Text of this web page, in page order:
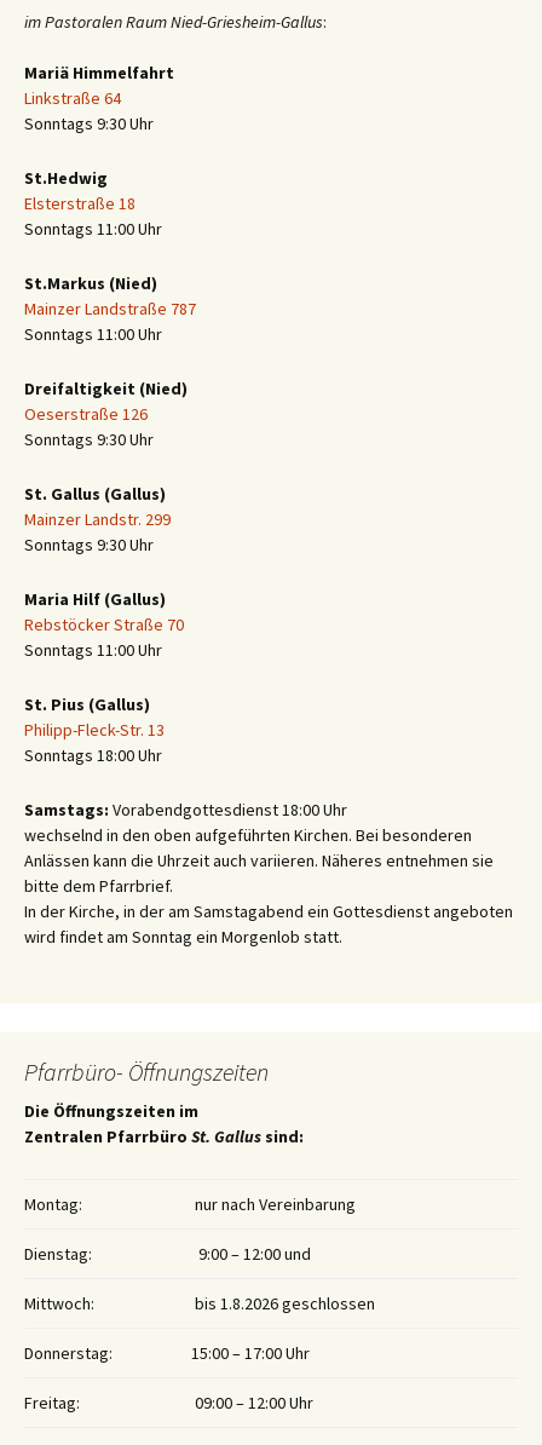
im Pastoralen Raum Nied-Griesheim-Gallus:
Mariä Himmelfahrt
Linkstraße 64
Sonntags 9:30 Uhr
St.Hedwig
Elsterstraße 18
Sonntags 11:00 Uhr
St.Markus (Nied)
Mainzer Landstraße 787
Sonntags 11:00 Uhr
Dreifaltigkeit (Nied)
Oeserstraße 126
Sonntags 9:30 Uhr
St. Gallus (Gallus)
Mainzer Landstr. 299
Sonntags 9:30 Uhr
Maria Hilf (Gallus)
Rebstöcker Straße 70
Sonntags 11:00 Uhr
St. Pius (Gallus)
Philipp-Fleck-Str. 13
Sonntags 18:00 Uhr
Samstags: Vorabendgottesdienst 18:00 Uhr
wechselnd in den oben aufgeführten Kirchen. Bei besonderen
Anlässen kann die Uhrzeit auch variieren. Näheres entnehmen sie
bitte dem Pfarrbrief.
In der Kirche, in der am Samstagabend ein Gottesdienst angeboten
wird findet am Sonntag ein Morgenlob statt.
Pfarrbüro- Öffnungszeiten
Die Öffnungszeiten im
Zentralen Pfarrbüro St. Gallus sind:
Montag: nur nach Vereinbarung
Dienstag: 9:00 – 12:00 und
Mittwoch: bis 1.8.2026 geschlossen
Donnerstag: 15:00 – 17:00 Uhr
Freitag: 09:00 – 12:00 Uhr